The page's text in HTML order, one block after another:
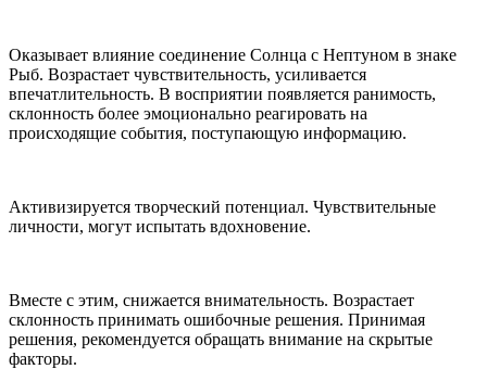
Оказывает влияние соединение Солнца с Нептуном в знаке
Рыб. Возрастает чувствительность, усиливается
впечатлительность. В восприятии появляется ранимость,
склонность более эмоционально реагировать на
происходящие события, поступающую информацию.
Активизируется творческий потенциал. Чувствительные
личности, могут испытать вдохновение.
Вместе с этим, снижается внимательность. Возрастает
склонность принимать ошибочные решения. Принимая
решения, рекомендуется обращать внимание на скрытые
факторы.